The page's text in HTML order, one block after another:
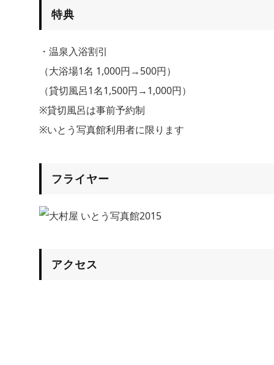
特典
・温泉入浴割引
（大浴場1名 1,000円→500円）
（貸切風呂1名1,500円→1,000円）
※貸切風呂は事前予約制
※いとう写真館利用者に限ります
フライヤー
アクセス